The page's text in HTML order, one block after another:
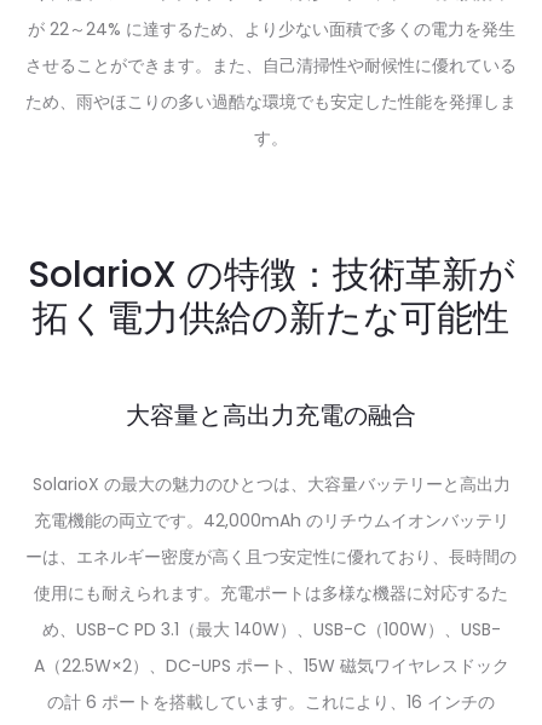
が 22～24% に達するため、より少ない面積で多くの電力を発生
させることができます。また、自己清掃性や耐候性に優れている
ため、雨やほこりの多い過酷な環境でも安定した性能を発揮しま
す。
SolarioX の特徴：技術革新が
拓く電力供給の新たな可能性
大容量と高出力充電の融合
SolarioX の最大の魅力のひとつは、大容量バッテリーと高出力
充電機能の両立です。42,000mAh のリチウムイオンバッテリ
ーは、エネルギー密度が高く且つ安定性に優れており、長時間の
使用にも耐えられます。充電ポートは多様な機器に対応するた
め、USB-C PD 3.1（最大 140W）、USB-C（100W）、USB-
A（22.5W×2）、DC-UPS ポート、15W 磁気ワイヤレスドック
の計 6 ポートを搭載しています。これにより、16 インチの